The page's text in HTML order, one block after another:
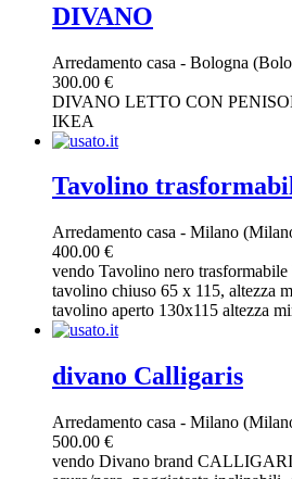
DIVANO
Arredamento casa - Bologna
300.00 €
DIVANO LETTO CON
IKEA
Tavolino
Arredamento casa - Milano
400.00 €
vendo Tavolino nero
tavolino chiuso 65 x 115, altezza
tavolino aperto 130x115 altezza
divano Calligaris
Arredamento casa - Milano
500.00 €
vendo Divano brand